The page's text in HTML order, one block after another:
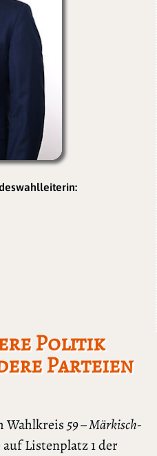
Politik
Parteien
Wahlkreis59 – Märkisch-
auf Listenplatz 1 der